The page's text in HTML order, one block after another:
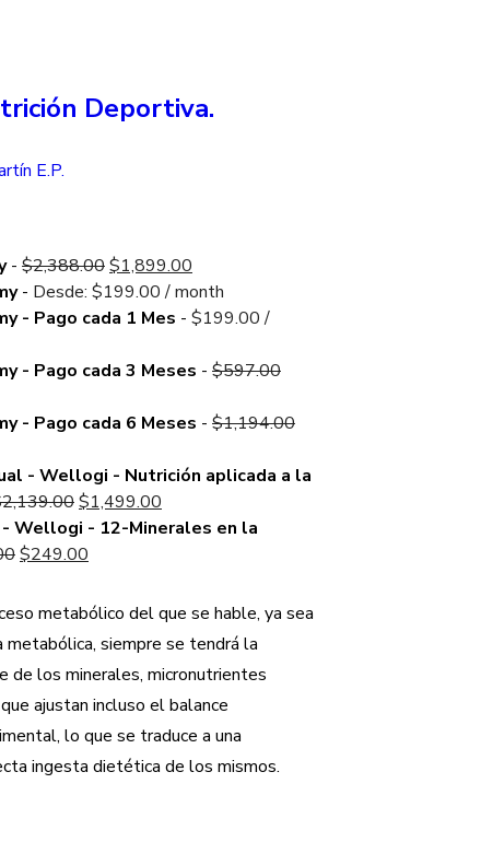
Deportiva.
E.P.
- $2,388.00Original
price
was:
$1,899.00
price
is:
- Desde: $199.00 / month
- Pago cada 1 Mes - $199.00 /
- Pago cada 3 Meses - $597.00Original
was:
- Pago cada 6 Meses - $1,194.00Original
was:
- Wellogi - Nutrición aplicada a la
2,139.00Original
price
was:
$1,499.00
price
Wellogi - 12-Minerales en la
Original
was:
$384.00.
$249.00
is:
$249.00.
metabólico del que se hable, ya sea
metabólica, siempre se tendrá la
de los minerales, micronutrientes
ajustan incluso el balance
lo que se traduce a una
ingesta dietética de los mismos.